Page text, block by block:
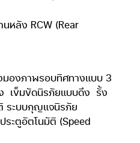
หลัง RCW (Rear
องภาพรอบทิศทางแบบ 3
เข็มขัดนิรภัยแบบดึง รั้ง
ระบบกุญแจนิรภัย
ระตูอัตโนมัติ (Speed